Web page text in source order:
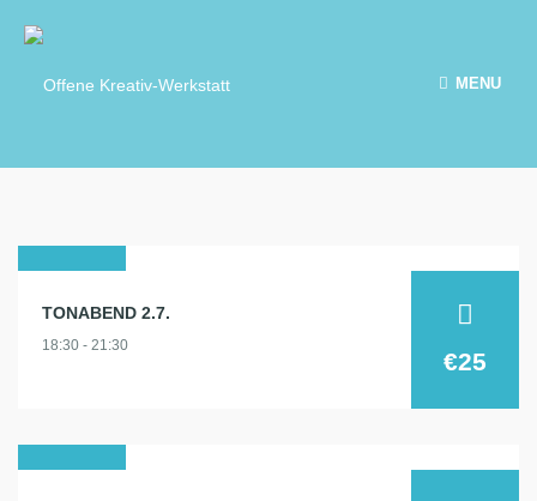
MENU
2025
TONABEND 2.7.
18:30 - 21:30
€25